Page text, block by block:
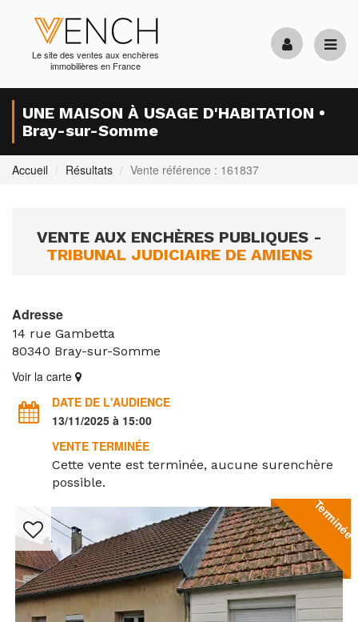
Le site des ventes aux enchères
immobilières en France
UNE MAISON À USAGE D'HABITATION •
Bray-sur-Somme
Accueil Résultats Vente référence : 161837
VENTE AUX ENCHÈRES PUBLIQUES -
TRIBUNAL JUDICIAIRE DE AMIENS
Adresse
14 rue Gambetta
80340 Bray-sur-Somme
Voir la carte
DATE DE L'AUDIENCE
13/11/2025 à 15:00
VENTE TERMINÉE
Cette vente est terminée, aucune surenchère
possible.
Terminée